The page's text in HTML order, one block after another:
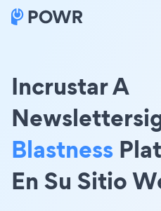
Incrustar A
Blastness
En Su Sitio